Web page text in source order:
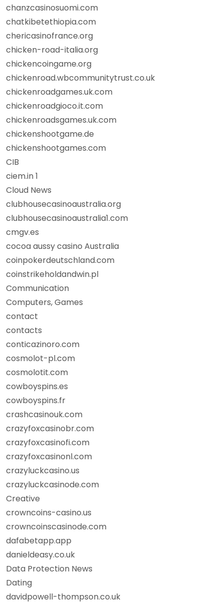
chanzcasinosuomi.com
chatkibetethiopia.com
chericasinofrance.org
chicken-road-italia.org
chickencoingame.org
chickenroad.wbcommunitytrust.co.uk
chickenroadgames.uk.com
chickenroadgioco.it.com
chickenroadsgames.uk.com
chickenshootgame.de
chickenshootgames.com
CIB
ciem.in 1
Cloud News
clubhousecasinoaustralia.org
clubhousecasinoaustralia1.com
cmgv.es
cocoa aussy casino Australia
coinpokerdeutschland.com
coinstrikeholdandwin.pl
Communication
Computers, Games
contact
contacts
conticazinoro.com
cosmolot-pl.com
cosmolotit.com
cowboyspins.es
cowboyspins.fr
crashcasinouk.com
crazyfoxcasinobr.com
crazyfoxcasinofi.com
crazyfoxcasinonl.com
crazyluckcasino.us
crazyluckcasinode.com
Creative
crowncoins-casino.us
crowncoinscasinode.com
dafabetapp.app
danieldeasy.co.uk
Data Protection News
Dating
davidpowell-thompson.co.uk